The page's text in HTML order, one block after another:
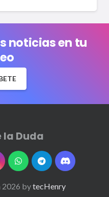
noticias en tu
la Duda
2026 bytecHenry